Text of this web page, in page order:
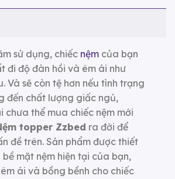
sử dụng, chiếc nệmcủa bạn
đi độ đàn hồi và êm ái như
Và sẽ còn tệ hơn nếu tình trạng
đến chất lượng giấc ngủ,
chưa thể mua chiếc nệm mới
topper Zzbed ra đời để
đề trên. Sản phẩm được thiết
bề mặt nệm hiện tại của bạn,
ái và bồng bềnh cho chiếc